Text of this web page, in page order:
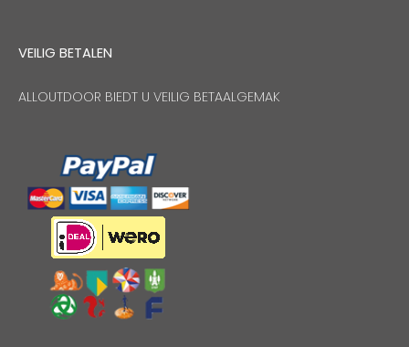
VEILIG BETALEN
ALLOUTDOOR BIEDT U VEILIG BETAALGEMAK